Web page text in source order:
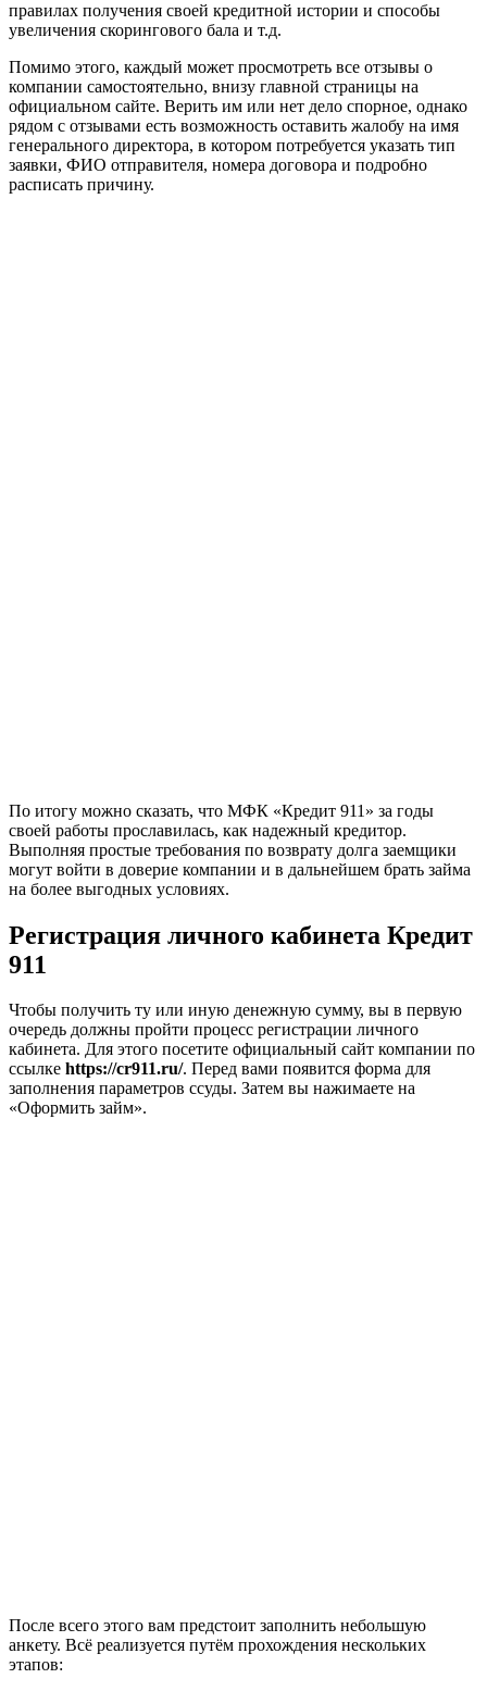
правилах получения своей кредитной истории и способы
увеличения скорингового бала и т.д.
Помимо этого, каждый может просмотреть все отзывы о
компании самостоятельно, внизу главной страницы на
официальном сайте. Верить им или нет дело спорное, однако
рядом с отзывами есть возможность оставить жалобу на имя
генерального директора, в котором потребуется указать тип
заявки, ФИО отправителя, номера договора и подробно
расписать причину.
По итогу можно сказать, что МФК «Кредит 911» за годы
своей работы прославилась, как надежный кредитор.
Выполняя простые требования по возврату долга заемщики
могут войти в доверие компании и в дальнейшем брать займа
на более выгодных условиях.
Регистрация личного кабинета Кредит
911
Чтобы получить ту или иную денежную сумму, вы в первую
очередь должны пройти процесс регистрации личного
кабинета. Для этого посетите официальный сайт компании по
ссылке https://cr911.ru/. Перед вами появится форма для
заполнения параметров ссуды. Затем вы нажимаете на
«Оформить займ».
После всего этого вам предстоит заполнить небольшую
анкету. Всё реализуется путём прохождения нескольких
этапов: